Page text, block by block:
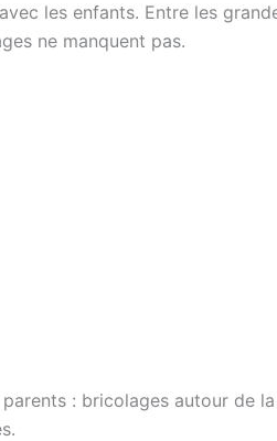
les enfants. Entre les
ne manquent pas.
: bricolages autour de